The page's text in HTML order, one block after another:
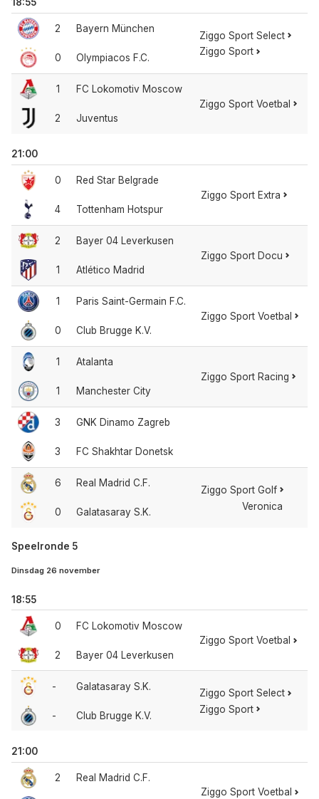
2
0
Bayern München
Olympiacos F.C.
Ziggo Sport Select
Ziggo Sport
1
2
FC Lokomotiv Moscow
Juventus
Ziggo Sport Voetbal
21:00
0
4
Red Star Belgrade
Tottenham Hotspur
Ziggo Sport Extra
2
1
Bayer 04 Leverkusen
Atlético Madrid
Ziggo Sport Docu
1
0
Paris Saint-Germain F.C.
Club Brugge K.V.
Ziggo Sport Voetbal
1
1
Atalanta
Manchester City
Ziggo Sport Racing
3
3
GNK Dinamo Zagreb
FC Shakhtar Donetsk
6
0
Real Madrid C.F.
Galatasaray S.K.
Ziggo Sport Golf
Veronica
Speelronde 5
Dinsdag 26 november
18:55
0
2
FC Lokomotiv Moscow
Bayer 04 Leverkusen
Ziggo Sport Voetbal
-
-
Galatasaray S.K.
Club Brugge K.V.
Ziggo Sport Select
Ziggo Sport
21:00
2 Real Madrid C.F.
Ziggo Sport Voetbal